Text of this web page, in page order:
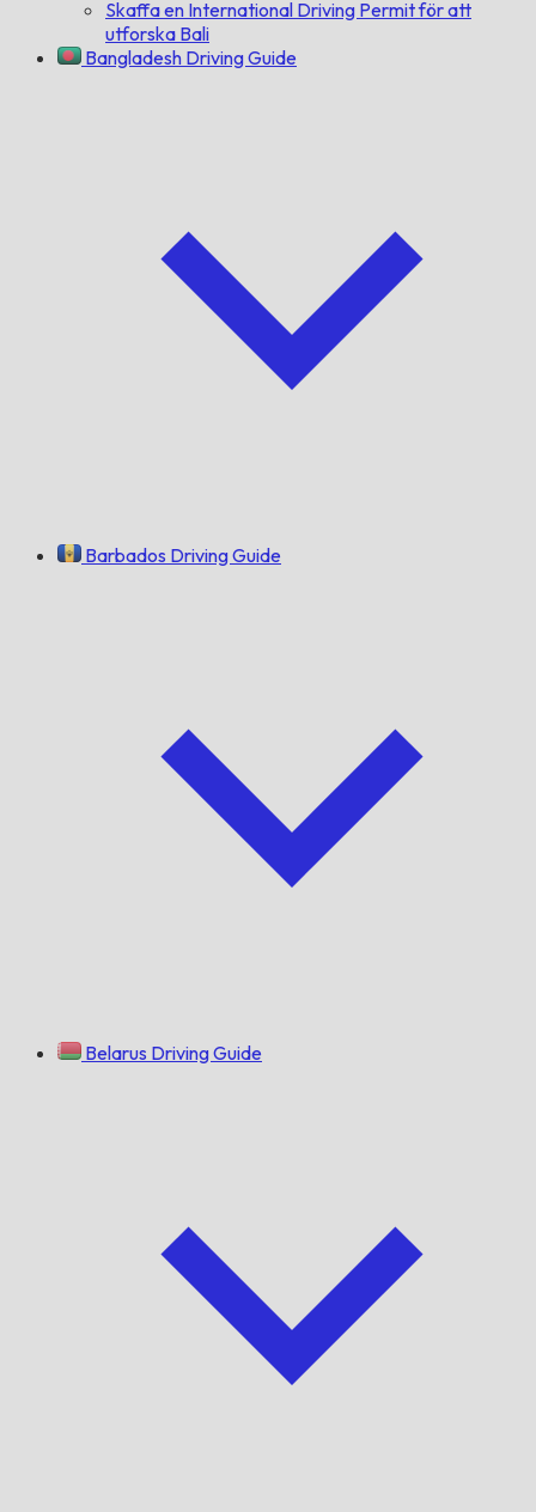
Skaffa en International Driving Permit för att
utforska Bali
Bangladesh Driving Guide
Barbados Driving Guide
Belarus Driving Guide